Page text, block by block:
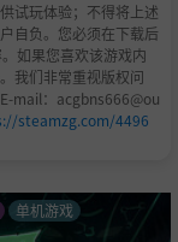
试玩体验；不得将上述
自负。您必须在下载后
如果您喜欢该游戏内
我们非常重视版权问
mail：acgbns666@ou
steamzg.com/4496
单机游戏